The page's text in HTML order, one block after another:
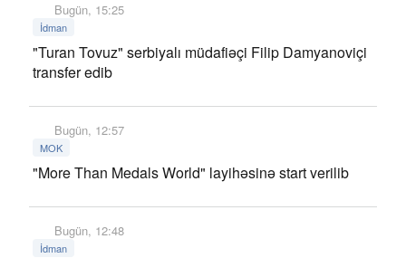
Bugün, 15:25
İdman
"Turan Tovuz" serbiyalı müdafiəçi Filip Damyanoviçi
transfer edib
Bugün, 12:57
MOK
"More Than Medals World" layihəsinə start verilib
Bugün, 12:48
İdman